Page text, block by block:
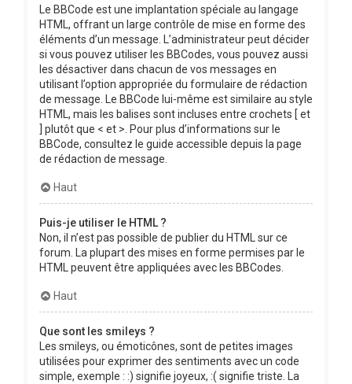
Le BBCode est une implantation spéciale au langage
HTML, offrant un large contrôle de mise en forme des
éléments d’un message. L’administrateur peut décider
si vous pouvez utiliser les BBCodes, vous pouvez aussi
les désactiver dans chacun de vos messages en
utilisant l’option appropriée du formulaire de rédaction
de message. Le BBCode lui-même est similaire au style
HTML, mais les balises sont incluses entre crochets [ et
] plutôt que < et >. Pour plus d’informations sur le
BBCode, consultez le guide accessible depuis la page
de rédaction de message.
Haut
Puis-je utiliser le HTML ?
Non, il n’est pas possible de publier du HTML sur ce
forum. La plupart des mises en forme permises par le
HTML peuvent être appliquées avec les BBCodes.
Haut
Que sont les smileys ?
Les smileys, ou émoticônes, sont de petites images
utilisées pour exprimer des sentiments avec un code
simple, exemple : :) signifie joyeux, :( signifie triste. La